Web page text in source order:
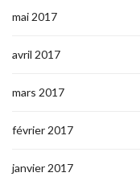
mai 2017
avril 2017
mars 2017
février 2017
janvier 2017